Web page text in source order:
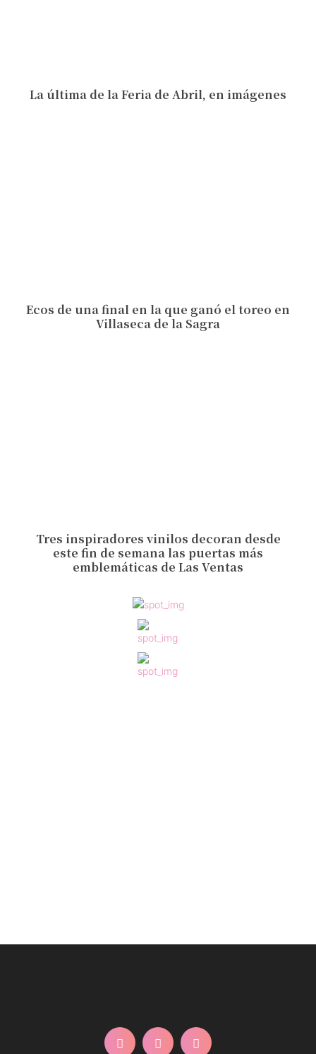
La última de la Feria de Abril, en imágenes
Ecos de una final en la que ganó el toreo en
Villaseca de la Sagra
Tres inspiradores vinilos decoran desde
este fin de semana las puertas más
emblemáticas de Las Ventas